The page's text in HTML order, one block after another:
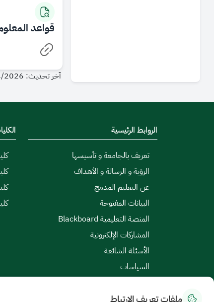
قواعد
آخر تحديث: 29/04/2026 - 08:10
الروابط الرئيسية
تعريف بالجامعة و تأسيسها
الرؤية و الرسالة و الأهداف
عن التعليم المدمج
البيانات المفتوحة
المنصة التعليمية Blackboard
المشاركات الإلكترونية
الأسئلة الشائعة
السياسات
ملفات تعريف الارتباط